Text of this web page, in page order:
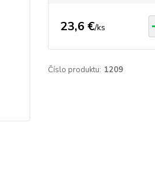
23,6 €/ks
Číslo produktu: 1209